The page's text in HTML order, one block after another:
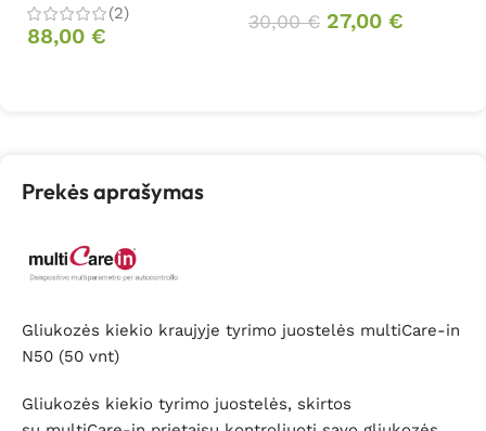
(2)
88,00 €
30,00€ 27,00 €
Prekės aprašymas
Gliukozės kiekio kraujyje tyrimo juostelės multiCare-in
N50 (50 vnt)
Gliukozės kiekio tyrimo juostelės, skirtos